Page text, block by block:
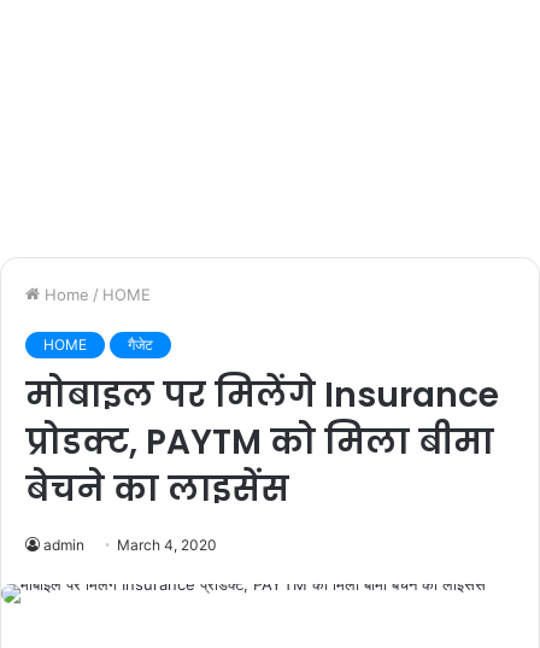
Home / HOME
HOME गैजेट
मोबाइल पर मिलेंगे Insurance
प्रोडक्ट, PAYTM को मिला बीमा
बेचने का लाइसेंस
admin March 4, 2020